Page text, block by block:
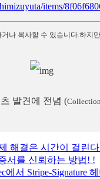
items/
나 복사할 수 있습니다.하지
발견에 전념 (Collection
해결은 시간이 걸린다
서를 신뢰하는 방법! !
에서 Stripe-Signature